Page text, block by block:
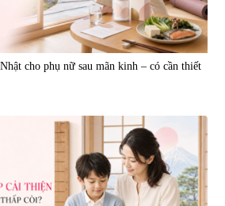
thư
150
Bột uống hỗ trợ tăng cường miễn
dịch Tokyo Res 1000 30 gói
|12.160
3.960.000 đ
cho phụ nữ sau mãn kinh – có cần thiết